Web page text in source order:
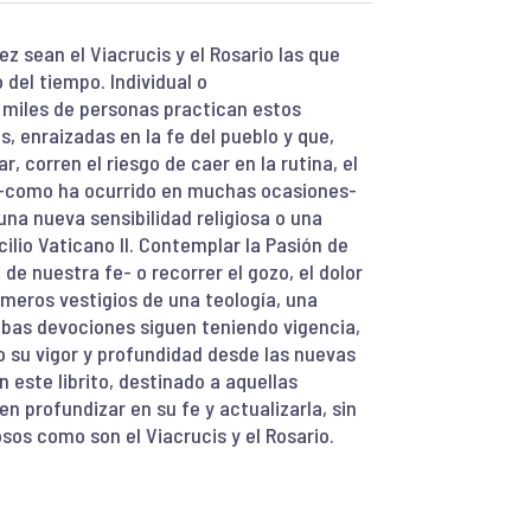
sean el Viacrucis y el Rosario las que
tiempo. Individual o
de personas practican estos
enraizadas en la fe del pueblo y que,
corren el riesgo de caer en la rutina, el
ha ocurrido en muchas ocasiones-
nueva sensibilidad religiosa o una
Vaticano II. Contemplar la Pasión de
nuestra fe- o recorrer el gozo, el dolor
vestigios de una teología, una
devociones siguen teniendo vigencia,
vigor y profundidad desde las nuevas
este librito, destinado a aquellas
profundizar en su fe y actualizarla, sin
como son el Viacrucis y el Rosario.